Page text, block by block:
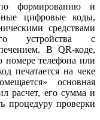
формированию и
цифровые коды,
средствами
устройства с
В QR-коде,
номере телефона или
печатается на чеке
основная
расчет, его сумма и
процедуру проверки